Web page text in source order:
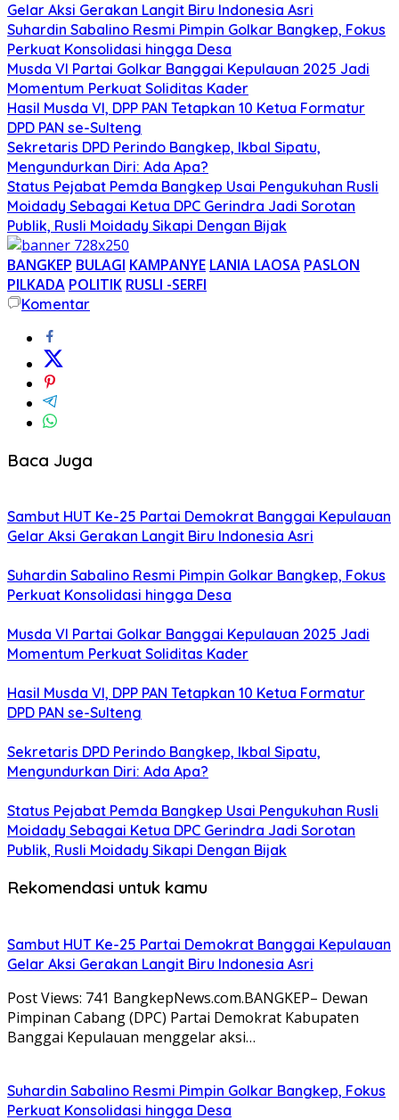
Gelar Aksi Gerakan Langit Biru Indonesia Asri
Suhardin Sabalino Resmi Pimpin Golkar Bangkep, Fokus
Perkuat Konsolidasi hingga Desa
Musda VI Partai Golkar Banggai Kepulauan 2025 Jadi
Momentum Perkuat Soliditas Kader
Hasil Musda VI, DPP PAN Tetapkan 10 Ketua Formatur
DPD PAN se-Sulteng
Sekretaris DPD Perindo Bangkep, Ikbal Sipatu,
Mengundurkan Diri: Ada Apa?
Status Pejabat Pemda Bangkep Usai Pengukuhan Rusli
Moidady Sebagai Ketua DPC Gerindra Jadi Sorotan
Publik, Rusli Moidady Sikapi Dengan Bijak
BANGKEP BULAGI KAMPANYE LANIA LAOSA PASLON
PILKADA POLITIK RUSLI -SERFI
Komentar
Baca Juga
Sambut HUT Ke-25 Partai Demokrat Banggai Kepulauan
Gelar Aksi Gerakan Langit Biru Indonesia Asri
Suhardin Sabalino Resmi Pimpin Golkar Bangkep, Fokus
Perkuat Konsolidasi hingga Desa
Musda VI Partai Golkar Banggai Kepulauan 2025 Jadi
Momentum Perkuat Soliditas Kader
Hasil Musda VI, DPP PAN Tetapkan 10 Ketua Formatur
DPD PAN se-Sulteng
Sekretaris DPD Perindo Bangkep, Ikbal Sipatu,
Mengundurkan Diri: Ada Apa?
Status Pejabat Pemda Bangkep Usai Pengukuhan Rusli
Moidady Sebagai Ketua DPC Gerindra Jadi Sorotan
Publik, Rusli Moidady Sikapi Dengan Bijak
Rekomendasi untuk kamu
Sambut HUT Ke-25 Partai Demokrat Banggai Kepulauan
Gelar Aksi Gerakan Langit Biru Indonesia Asri
Post Views: 741 BangkepNews.com.BANGKEP– Dewan
Pimpinan Cabang (DPC) Partai Demokrat Kabupaten
Banggai Kepulauan menggelar aksi…
Suhardin Sabalino Resmi Pimpin Golkar Bangkep, Fokus
Perkuat Konsolidasi hingga Desa